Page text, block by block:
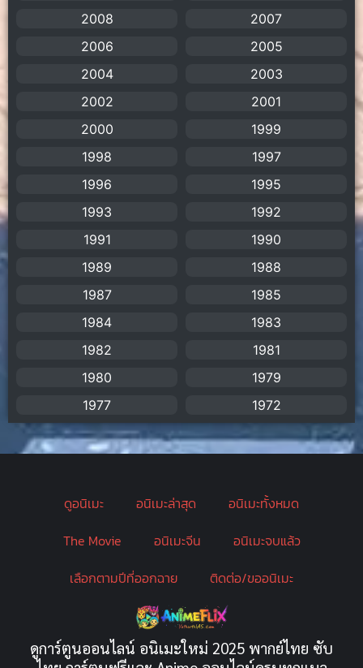
Animation แอนิเมชั่น
Blood(1)
boys love
Censored (เซ็นเซอร์) (19)
CG Animation (2)
Childhood(1)
Comedy (ตลก)(349)
2008
2007
2006
2005
2004
2003
2002
2001
2000
1999
1998
1997
1996
1995
1993
1992
1991
1990
1989
1988
1987
1985
1984
1983
1982
1981
1980
1979
1977
1972
ดูอนิเมะ อนิเมะล่าสุด
อนิเมะทั้งหมด
The Movie
อนิเมะจีน
อนิเมะจบแล้ว
เลือกตามปีที่ออกฉาย
ติดต่อ/ขออนิเมะ
ดูการ์ตูนออนไลน์ อนิเมะใหม่ 2025 พากย์ไทย ซับ